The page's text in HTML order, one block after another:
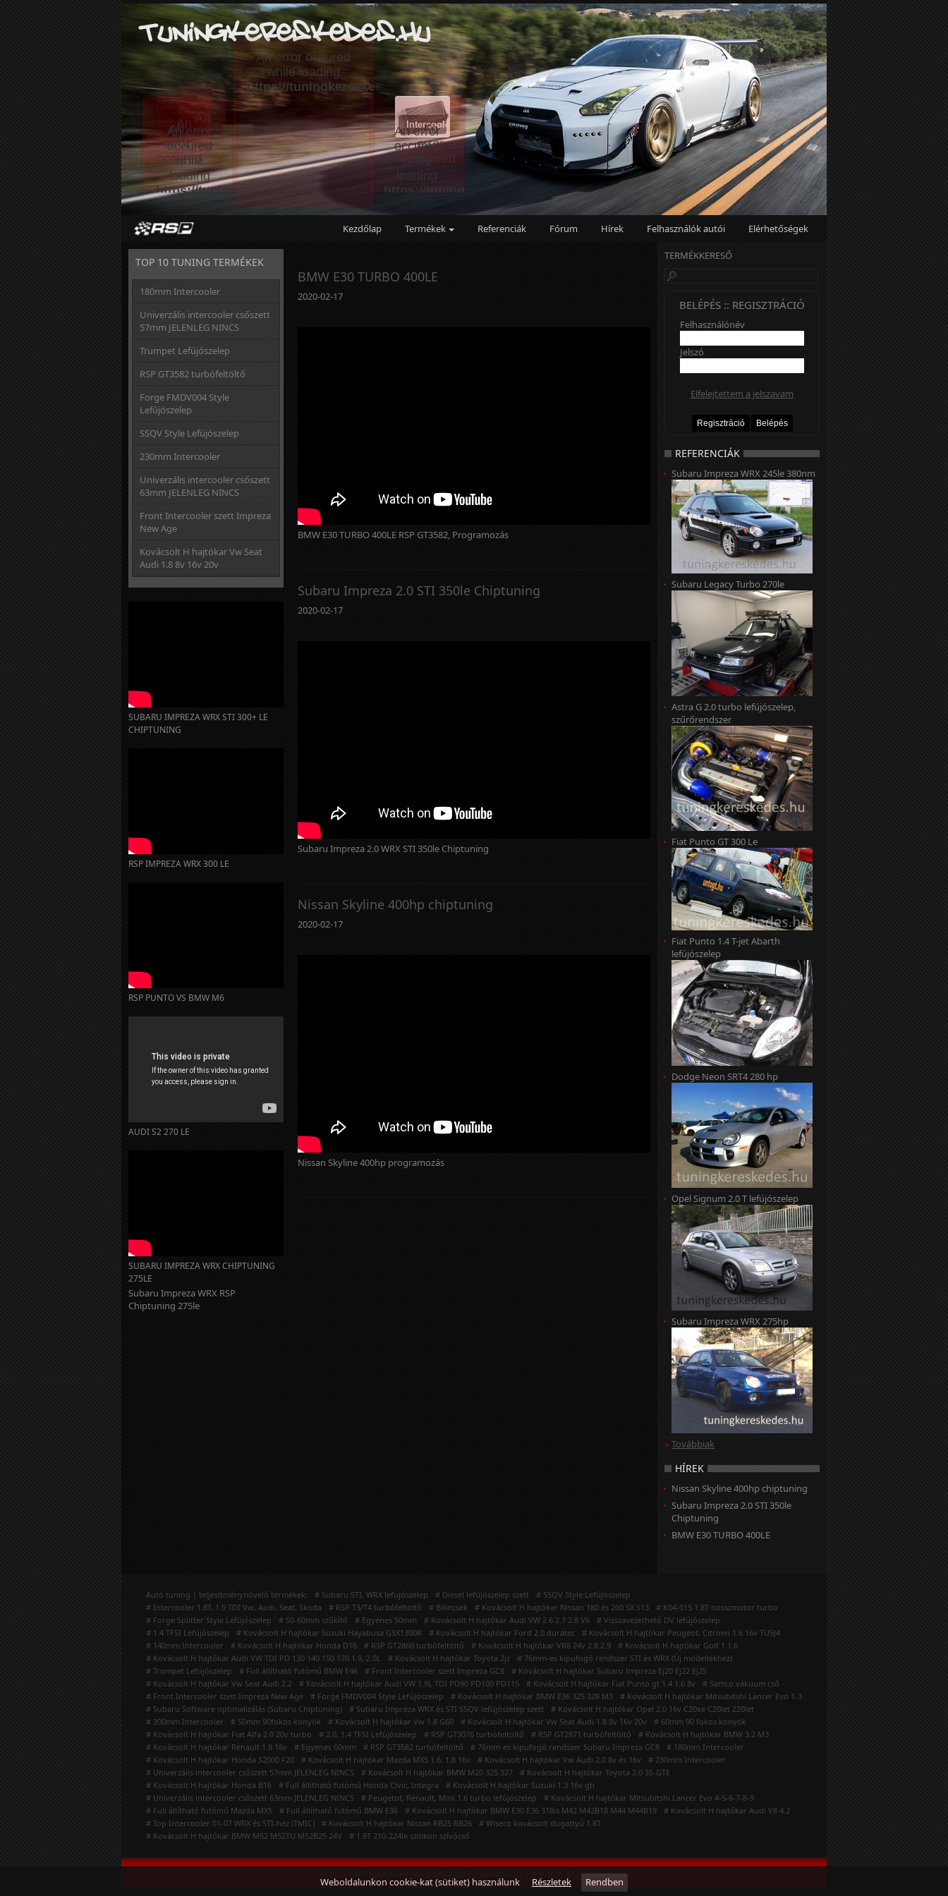
Weboldalunkon cookie-kat (sütiket) használunk Részletek Rendben
Kezdőlap Termékek Referenciák Fórum Hírek Felhasználók autói Elérhetőségek
TERMÉKKERESŐ
TOP 10 TUNING TERMÉKEK
180mm Intercooler
Univerzális intercooler csőszett
57mm JELENLEG NINCS
Trumpet Lefújószelep
RSP GT3582 turbófeltöltő
Forge FMDV004 Style
Lefújószelep
SSQV Style Lefújószelep
230mm Intercooler
Univerzális intercooler csőszett
63mm JELENLEG NINCS
Front Intercooler szett Impreza
New Age
Kovácsolt H hajtókar Vw Seat
Audi 1.8 8v 16v 20v
SUBARU IMPREZA WRX STI 300+ LE
CHIPTUNING
RSP IMPREZA WRX 300 LE
RSP PUNTO VS BMW M6
AUDI S2 270 LE
SUBARU IMPREZA WRX CHIPTUNING
275LE
Subaru Impreza WRX RSP
Chiptuning 275le
BMW E30 TURBO 400LE
2020-02-17
BMW E30 TURBO 400LE RSP GT3582, Programozás
Subaru Impreza 2.0 STI 350le Chiptuning
2020-02-17
Subaru Impreza 2.0 WRX STI 350le Chiptuning
Nissan Skyline 400hp chiptuning
2020-02-17
Nissan Skyline 400hp programozás
BELÉPÉS :: REGISZTRÁCIÓ
Felhasználónév
Jelszó
Elfelejtettem a jelszavam
REFERENCIÁK
Subaru Impreza WRX 245le 380nm
Subaru Legacy Turbo 270le
Astra G 2.0 turbo lefújószelep,
szűrőrendszer
Fiat Punto GT 300 Le
Fiat Punto 1.4 T-jet Abarth
lefújószelep
Dodge Neon SRT4 280 hp
Opel Signum 2.0 T lefújószelep
Subaru Impreza WRX 275hp
» Továbbiak
HÍREK
Nissan Skyline 400hp chiptuning
Subaru Impreza 2.0 STI 350le
Chiptuning
BMW E30 TURBO 400LE
Autó tuning | teljesítménynövelő termékek: # Subaru STI, WRX lefujószelep # Diesel lefújószelep szett
# SSQV Style Lefújószelep
# Intercooler 1.8T, 1.9 TDI Vw, Audi, Seat, Skoda
# RSP T3/T4 turbófeltöltő # Bilincsek # Kovácsolt H hajtókar Nissan 180 és 200 SX S13
# K04-015 1.8T hosszmotor turbo
# Forge Splitter Style Lefújószelep
# 50-60mm szűkítő # Egyenes 50mm # Kovácsolt H hajtókar Audi VW 2.6 2.7 2.8 V6
# Visszavezethető DV lefújószelep
# 1.4 TFSI Lefújószelep
# Kovácsolt H hajtókar Suzuki Hayabusa GSX1300R # Kovácsolt H hajtókar Ford 2.0 duratec
# Kovácsolt H hajtókar Peugeot, Citroen 1.6 16v TU5J4
# 140mm Intercooler
# Kovácsolt H hajtókar Honda D16 # RSP GT2860 turbófeltöltő # Kovácsolt H hajtókar VR6 24v 2.8 2.9
# Kovácsolt H hajtókar Golf 1 1.6
# Kovácsolt H hajtókar Audi VW TDI PD 130 140 150 170 1.9, 2.0L
# Kovácsolt H hajtókar Toyota 2jz
# 76mm-es kipufogó rendszer STI és WRX (Új modellekhez)
# Trumpet Lefújószelep
# Full állítható futómű BMW E46 # Front Intercooler szett Impreza GC8
# Kovácsolt H hajtókar Subaru Impreza Ej20 Ej22 Ej25
# Kovácsolt H hajtókar Vw Seat Audi 2.2
# Kovácsolt H hajtókar Audi VW 1.9L TDI PD90 PD100 PD115 # Kovácsolt H hajtókar Fiat Punto gt 1.4 1.6 8v
# Samco vákuum cső
# Front Intercooler szett Impreza New Age
# Forge FMDV004 Style Lefújószelep # Kovácsolt H hajtókar BMW E36 325 328 M3
# Kovácsolt H hajtókar Mitsubitshi Lancer Evo 1-3
# Subaru Software optimalizálás (Subaru Chiptuning)
# Subaru Impreza WRX és STI SSQV lefújószelep szett
# Kovácsolt H hajtókar Opel 2.0 16v C20xe C20let Z20let
# 300mm Intercooler
# 50mm 90fokos könyök # Kovácsolt H hajtókar Vw 1.8 G60 # Kovácsolt H hajtókar Vw Seat Audi 1.8 8v 16v 20v
# 60mm 90 fokos könyök
# Kovácsolt H hajtókar Fiat Alfa 2.0 20v turbo
# 2.0, 1.4 TFSI Lefújószelep # RSP GT3076 turbófeltöltő # RSP GT2871 turbófeltöltő
# Kovácsolt H hajtókar BMW 3.2 M3
# Kovácsolt H hajtókar Renault 1.8 16v
# Egyenes 60mm # RSP GT3582 turbófeltöltő # 76mm-es kipufogó rendszer Subaru Impreza GC8
# 180mm Intercooler
# Kovácsolt H hajtókar Honda S2000 F20
# Kovácsolt H hajtókar Mazda MX5 1.6, 1.8 16v # Kovácsolt H hajtókar Vw Audi 2.0 8v és 16v
# 230mm Intercooler
# Univerzális intercooler csőszett 57mm JELENLEG NINCS
# Kovácsolt H hajtókar BMW M20 325 327
# Kovácsolt H hajtókar Toyota 2.0 3S-GTE
# Kovácsolt H hajtókar Honda B16
# Full állítható futómű Honda Civic, Integra
# Kovácsolt H hajtókar Suzuki 1.3 16v gti
# Univerzális intercooler csőszett 63mm JELENLEG NINCS
# Peugetot, Renault, Mini 1.6 turbo lefújószelep
# Kovácsolt H hajtókar Mitsubitshi Lancer Evo 4-5-6-7-8-9
# Full állítható futómű Mazda MX5
# Full állítható futómű BMW E36 # Kovácsolt H hajtókar BMW E30 E36 318is M42 M42B18 M44 M44B19
# Kovácsolt H hajtókar Audi V8 4.2
# Top Intercooler 01-07 WRX és STI-hez (TMIC)
# Kovácsolt H hajtókar Nissan RB25 RB26
# Wiseco kovácsolt dugattyú 1.8T
# Kovácsolt H hajtókar BMW M52 M52TU M52B25 24V
# 1.8T 210-224le szilikon szívócső
© RSP Tuningkereskedés | tuningkereskedes.hu | Minden jog fenntartva!